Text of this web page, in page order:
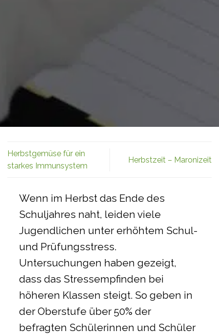
Wenn im Herbst das Ende des
Schuljahres naht, leiden viele
Jugendlichen unter erhöhtem Schul-
und Prüfungsstress.
Untersuchungen haben gezeigt,
dass das Stressempfinden bei
höheren Klassen steigt. So geben in
der Oberstufe über 50% der
befragten Schülerinnen und Schüler
Herbstgemüse für ein
starkes Immunsystem
Herbstzeit – Maronizeit